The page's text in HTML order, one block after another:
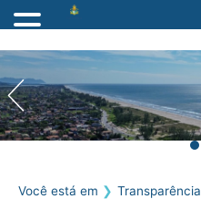
Você está em Transparência